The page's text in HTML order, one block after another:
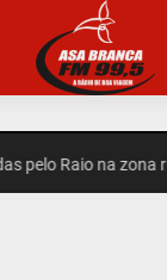
Raio na zona rural